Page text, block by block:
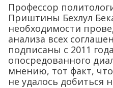
Профессор
Приштины Бехлул
необходимости
анализа всех
подписаны с 2011
опосредованного
мнению, тот факт,
не удалось добиться